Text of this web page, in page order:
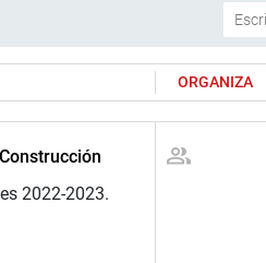
ORGANIZA
2022-2023.